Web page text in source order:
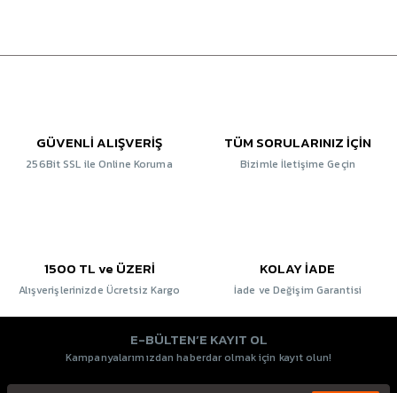
GÜVENLİ ALIŞVERİŞ
256Bit SSL ile Online Koruma
TÜM SORULARINIZ İÇİN
Bizimle İletişime Geçin
1500 TL ve ÜZERİ
Alışverişlerinizde Ücretsiz Kargo
KOLAY İADE
İade ve Değişim Garantisi
E-BÜLTEN’E KAYIT OL
Kampanyalarımızdan haberdar olmak için kayıt olun!